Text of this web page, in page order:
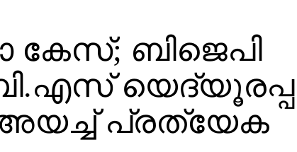
ബിജെപി
പ്രത്യേക